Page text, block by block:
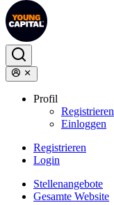
Profil
Registrieren
Einloggen
Registrieren
Login
Stellenangebote
Gesamte Website